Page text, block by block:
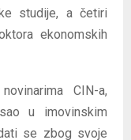
studije, a četiri
ekonomskih
CIN-a,
u imovinskim
se zbog svoje